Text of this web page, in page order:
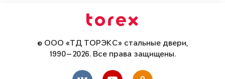
© ООО «ТД ТОРЭКС» стальные двери,
1990—2026. Все права защищены.